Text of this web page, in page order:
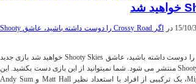
اگر Crossy Road را دوست داشته باشید، عاشق Shooty
اخبار تکنولوژی اگر Crossy Road را دوست داشته باشید، عاشق Shooty Skies خواهید شد بازی جدید
گوشی‌های هوشمند به نام Shooty Skies منتشر می شود. شما نمیتوانید از این بازی دست بکشید. این
بازی توسط شرکت Mighty Games، یک ترکیبی از افراد با استعداد نظیر Matt Hall و Andy Sum